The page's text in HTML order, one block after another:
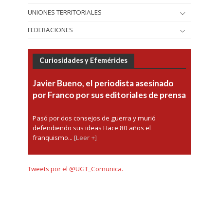
UNIONES TERRITORIALES
FEDERACIONES
Curiosidades y Efemérides
Javier Bueno, el periodista asesinado
por Franco por sus editoriales de prensa
Pasó por dos consejos de guerra y murió
defendiendo sus ideas Hace 80 años el
franquismo... [Leer +]
Tweets por el @UGT_Comunica.